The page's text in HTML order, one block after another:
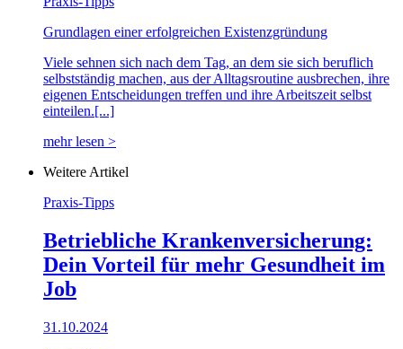
Grundlagen einer erfolgreichen Existenzgründung
Viele sehnen sich nach dem Tag, an dem sie sich beruflich
selbstständig machen, aus der Alltagsroutine ausbrechen, ihre
eigenen Entscheidungen treffen und ihre Arbeitszeit selbst
einteilen.[...]
mehr lesen >
Weitere Artikel
Praxis-Tipps
Betriebliche Krankenversicherung:
Dein Vorteil für mehr Gesundheit im
Job
31.10.2024